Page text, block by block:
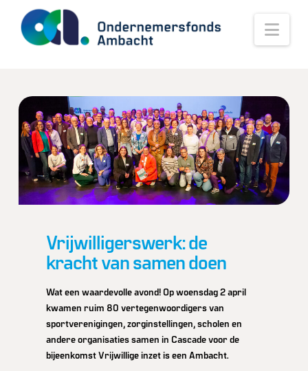
Vrijwilligerswerk: de
kracht van samen doen
Wat een waardevolle avond! Op woensdag 2 april
kwamen ruim 80 vertegenwoordigers van
sportverenigingen, zorginstellingen, scholen en
andere organisaties samen in Cascade voor de
bijeenkomst Vrijwillige inzet is een Ambacht.